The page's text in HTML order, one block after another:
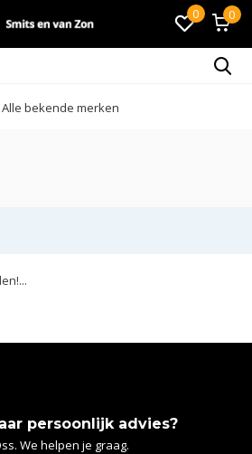
0 0
Alle bekende merken
persoonlijk advies?
We helpen je graag.